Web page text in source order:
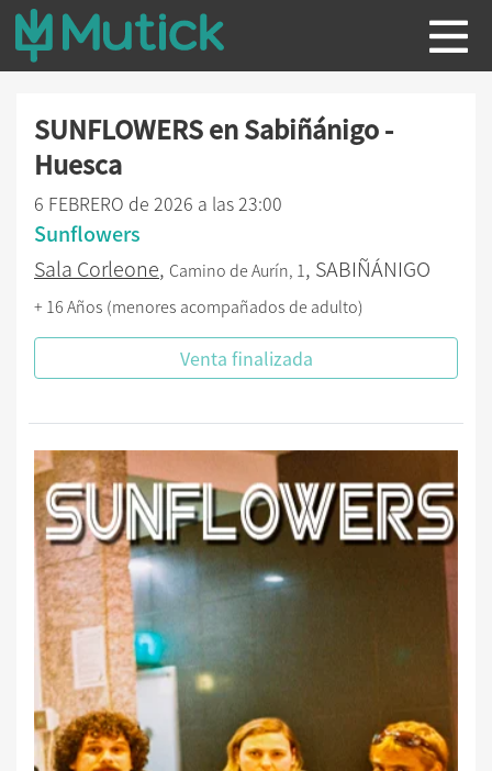
SUNFLOWERS en Sabiñánigo -
Huesca
6 FEBRERO de 2026 a las 23:00
Sunflowers
Sala Corleone, Camino de Aurín, 1, SABIÑÁNIGO
+ 16 Años (menores acompañados de adulto)
Venta finalizada